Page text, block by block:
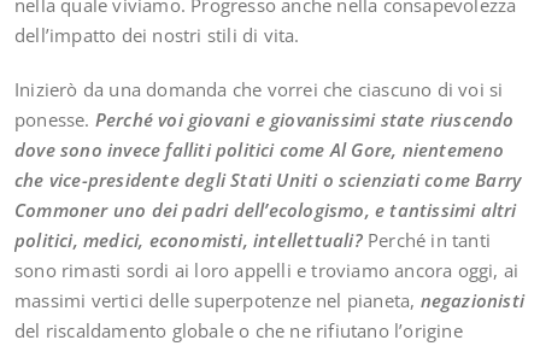
nella quale viviamo. Progresso anche nella consapevolezza
dell’impatto dei nostri stili di vita.
Inizierò da una domanda che vorrei che ciascuno di voi si
ponesse. Perché voi giovani e giovanissimi state riuscendo
dove sono invece falliti politici come Al Gore, nientemeno
che vice-presidente degli Stati Uniti o scienziati come Barry
Commoner uno dei padri dell’ecologismo, e tantissimi altri
politici, medici, economisti, intellettuali?Perché in tanti
sono rimasti sordi ai loro appelli e troviamo ancora oggi, ai
massimi vertici delle superpotenze nel pianeta, negazionisti
del riscaldamento globale o che ne rifiutano l’origine